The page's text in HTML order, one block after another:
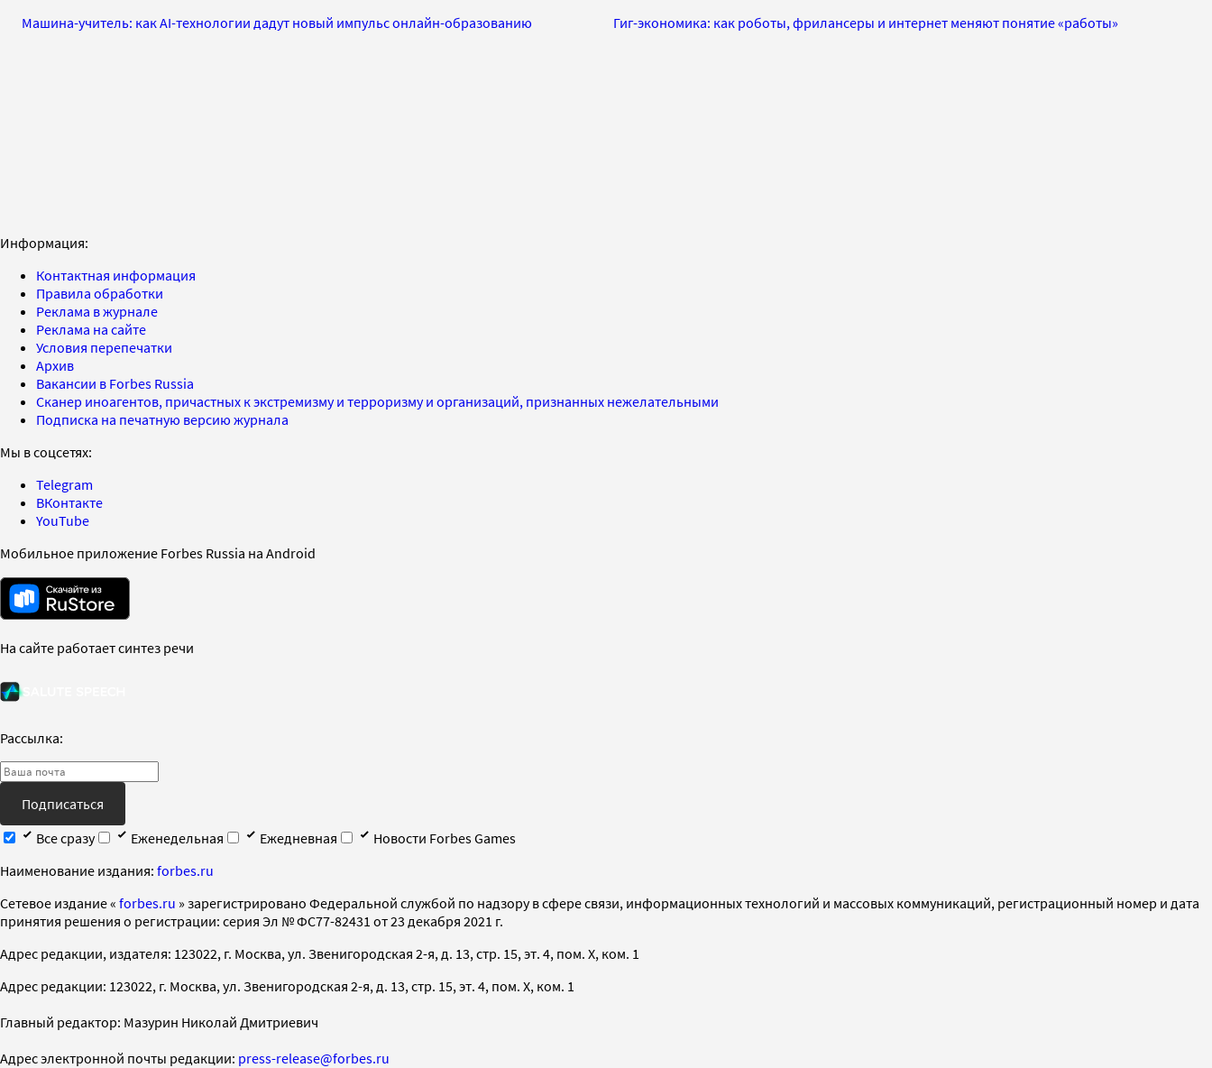
Машина-учитель: как AI-технологии дадут новый импульс онлайн-образованию Гиг-экономика: как роботы, фрилансеры и интернет меняют понятие «работы»
Информация:
Контактная информация
Правила обработки
Реклама в журнале
Реклама на сайте
Условия перепечатки
Архив
Вакансии в Forbes Russia
Сканер иноагентов, причастных к экстремизму и терроризму и организаций, признанных нежелательными
Подписка на печатную версию журнала
Мы в соцсетях:
Telegram
ВКонтакте
YouTube
Мобильное приложение Forbes Russia на Android
На сайте работает синтез речи
Рассылка:
Подписаться
Все сразу
Еженедельная Ежедневная
Новости Forbes Games
Наименование издания: forbes.ru
Cетевое издание « forbes.ru » зарегистрировано Федеральной службой по надзору в сфере связи, информационных технологий и массовых коммуникаций, регистрационный номер и дата
принятия решения о регистрации: серия Эл № ФС77-82431 от 23 декабря 2021 г.
Адрес редакции, издателя: 123022, г. Москва, ул. Звенигородская 2-я, д. 13, стр. 15, эт. 4, пом. X, ком. 1
Адрес редакции: 123022, г. Москва, ул. Звенигородская 2-я, д. 13, стр. 15, эт. 4, пом. X, ком. 1
Главный редактор: Мазурин Николай Дмитриевич
Адрес электронной почты редакции: press-release@forbes.ru